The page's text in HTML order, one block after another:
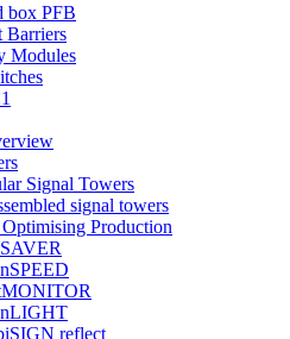
box PFB
Barriers
Modules
Signal Towers
signal towers
Production
reflect